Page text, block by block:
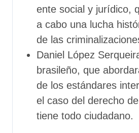
ente social y jurídico,
a cabo una lucha
de las
Daniel López
brasileño, que
de los estándares
el caso del derecho
tiene todo ciudadano.